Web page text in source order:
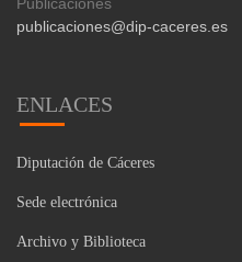
Publicaciones
publicaciones@dip-caceres.es
ENLACES
Diputación de Cáceres
Sede electrónica
Archivo y Biblioteca